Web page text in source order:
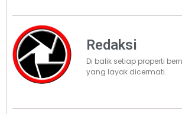
Redaksi
Di balik setiap properti
yang layak dicermati.